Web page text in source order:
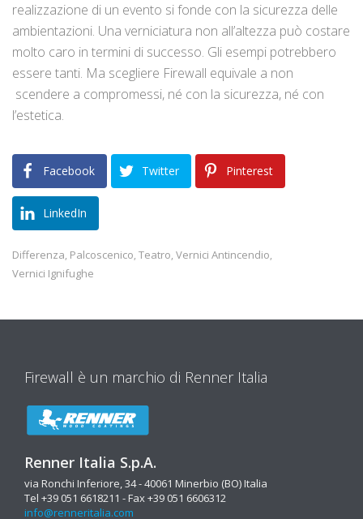
realizzazione di un evento si fonde con la sicurezza delle
ambientazioni. Una verniciatura non all’altezza può costare
molto caro in termini di successo. Gli esempi potrebbero
essere tanti. Ma scegliere Firewall equivale a non
scendere a compromessi, né con la sicurezza, né con
l’estetica.
Facebook Twitter Pinterest
LinkedIn
Differenza, Palcoscenico, Teatro, Vernici Antincendio,
Vernici Ignifughe
Firewall è un marchio di Renner Italia
Renner Italia S.p.A.
via Ronchi Inferiore, 34 - 40061 Minerbio (BO) Italia
Tel +39 051 6618211 - Fax +39 051 6606312
info@renneritalia.com